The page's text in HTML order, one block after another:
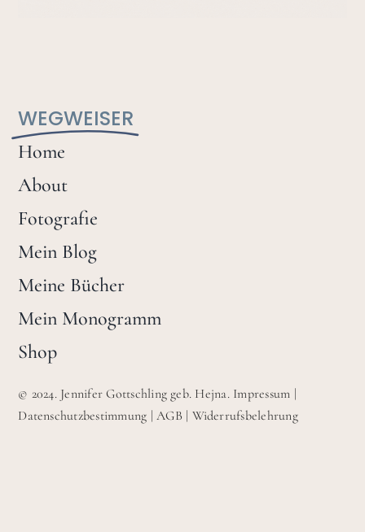
WEGWEISER
Home
About
Fotografie
Mein Blog
Meine Bücher
Mein Monogramm
Shop
© 2024. Jennifer Gottschling geb. Hejna. Impressum |
Datenschutzbestimmung |AGB | Widerrufsbelehrung